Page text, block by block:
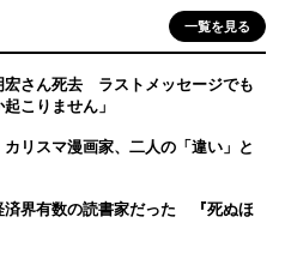
一覧を見る
宏さん死去 ラストメッセージでも
こりません」
リスマ漫画家、二人の「違い」と
済界有数の読書家だった 『死ぬほ